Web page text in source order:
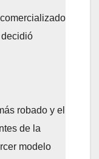
robado y el
de la
modelo